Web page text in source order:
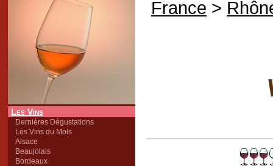
Les Vins
Dernières Dégustations
Les Vins du Mois
Alsace
Beaujolais
Bordeaux
France >